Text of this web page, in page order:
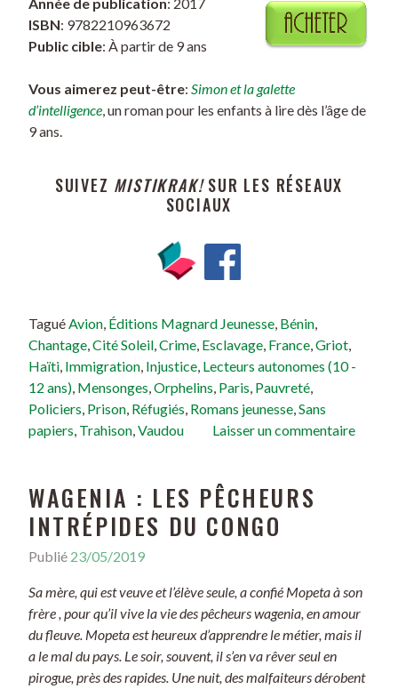
ISBN: 9782210963672
Public cible: À partir de 9 ans
Vous aimerez peut-être: Simon et la galette
d’intelligence, un roman pour les enfants à lire dès l’âge de
9 ans.
SUIVEZ MISTIKRAK!SUR LES RÉSEAUX
SOCIAUX
TaguéAvion, Éditions Magnard Jeunesse, Bénin,
Chantage,Cité Soleil,Crime, Esclavage, France,Griot,
Haïti, Immigration, Injustice, Lecteurs autonomes (10 -
12 ans), Mensonges,Orphelins, Paris, Pauvreté,
Policiers, Prison, Réfugiés, Romans jeunesse,Sans
papiers, Trahison,Vaudou Laisser un commentaire
WAGENIA : LES PÊCHEURS
INTRÉPIDES DU CONGO
Publié 23/05/2019
Sa mère, qui est veuve et l’élève seule, a confié Mopeta à son
frère , pour qu’il vive la vie des pêcheurs wagenia, en amour
du fleuve. Mopeta est heureux d’apprendre le métier, mais il
a le mal du pays. Le soir, souvent, il s’en va rêver seul en
pirogue, près des rapides. Une nuit, des malfaiteurs dérobent